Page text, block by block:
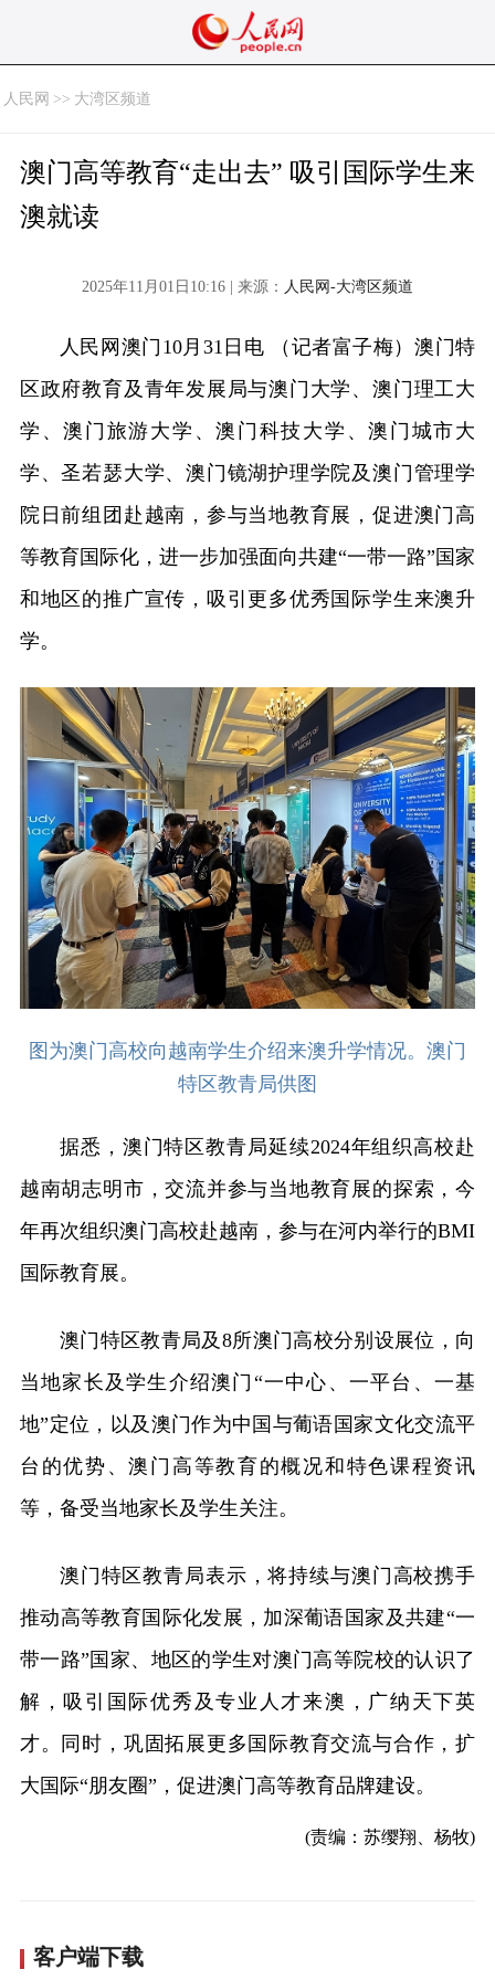
人民网 >> 大湾区频道
澳门高等教育“走出去” 吸引国际学生来
澳就读
2025年11月01日10:16 | 来源： 人民网-大湾区频道
人民网澳门10月31日电 （记者富子梅）澳门特
区政府教育及青年发展局与澳门大学、澳门理工大
学、澳门旅游大学、澳门科技大学、澳门城市大
学、圣若瑟大学、澳门镜湖护理学院及澳门管理学
院日前组团赴越南，参与当地教育展，促进澳门高
等教育国际化，进一步加强面向共建“一带一路”国家
和地区的推广宣传，吸引更多优秀国际学生来澳升
学。
图为澳门高校向越南学生介绍来澳升学情况。澳门
特区教青局供图
据悉，澳门特区教青局延续2024年组织高校赴
越南胡志明市，交流并参与当地教育展的探索，今
年再次组织澳门高校赴越南，参与在河内举行的BMI
国际教育展。
澳门特区教青局及8所澳门高校分别设展位，向
当地家长及学生介绍澳门“一中心、一平台、一基
地”定位，以及澳门作为中国与葡语国家文化交流平
台的优势、澳门高等教育的概况和特色课程资讯
等，备受当地家长及学生关注。
澳门特区教青局表示，将持续与澳门高校携手
推动高等教育国际化发展，加深葡语国家及共建“一
带一路”国家、地区的学生对澳门高等院校的认识了
解，吸引国际优秀及专业人才来澳，广纳天下英
才。同时，巩固拓展更多国际教育交流与合作，扩
大国际“朋友圈”，促进澳门高等教育品牌建设。
(责编：苏缨翔、杨牧)
客户端下载